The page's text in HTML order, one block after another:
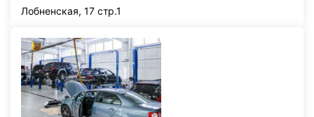
Лобненская, 17 стр.1